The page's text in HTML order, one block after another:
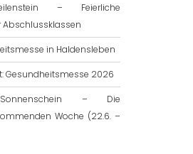
– Feierliche
in Haldensleben
Gesundheitsmesse 2026
– Die
Woche (22.6. –